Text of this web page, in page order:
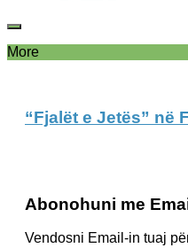
More
“Fjalët e Jetës” në
Abonohuni me
Vendosni Email-in tuaj